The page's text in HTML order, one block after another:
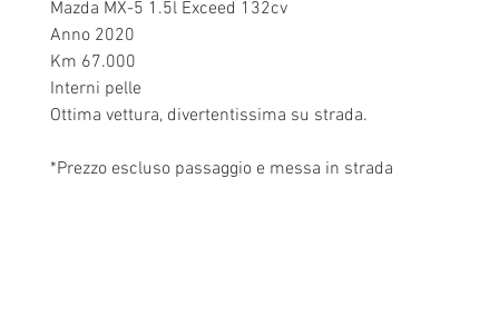
Mazda MX-5 1.5l Exceed 132cv
Anno 2020
Km 67.000
Interni pelle
Ottima vettura, divertentissima su strada.
*Prezzo escluso passaggio e messa in strada